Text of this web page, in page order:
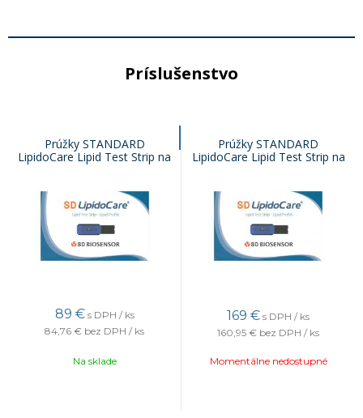
Príslušenstvo
Prúžky STANDARD
LipidoCare Lipid Test Strip na
89 € s DPH / ks
84,76 € bez DPH / ks
Na sklade
Prúžky STANDARD
LipidoCare Lipid Test Strip na
169 € s DPH / ks
160,95 € bez DPH / ks
Momentálne nedostupné